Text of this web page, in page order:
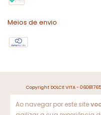
Ao navegar por este site
Meios de envio
Copyright DOLCE VITA -